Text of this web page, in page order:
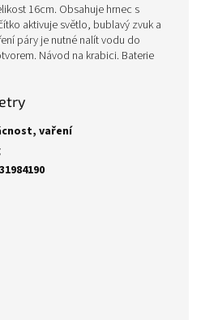
16cm. Obsahuje hrnec s
aktivuje světlo, bublavý zvuk a
páry je nutné nalít vodu do
Návod na krabici. Baterie
vaření